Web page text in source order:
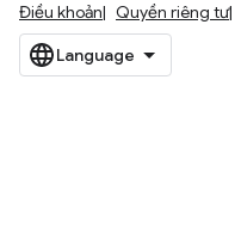
Điều khoản Quyền riêng tư